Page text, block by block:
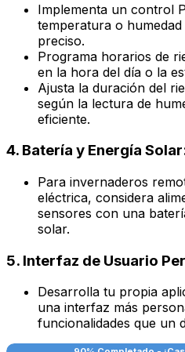
Implementa un control
temperatura o
preciso.
Programa horarios de
en la hora del día o la
Ajusta la duración del
según la lectura de
eficiente.
4. Batería y Energía
Para invernaderos
eléctrica, considera
sensores con una
solar.
5. Interfaz de Usuario
Desarrolla tu propia
una interfaz más
funcionalidades que un